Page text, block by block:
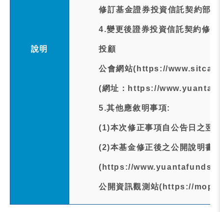
說明
修訂基金證券投資信託契約部
4.變更後證券投資信託契約修
投顧
公會網站(https://
(網址：https://
5.其他應敘明事項:
(1)本次修正事項自公告日之翌
(2)本基金修正後之公開說明書
(https://
公開資訊觀測站(https://